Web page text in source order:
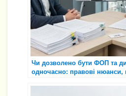
Чи дозволено бути ФОП та
одночасно: правові нюанси,